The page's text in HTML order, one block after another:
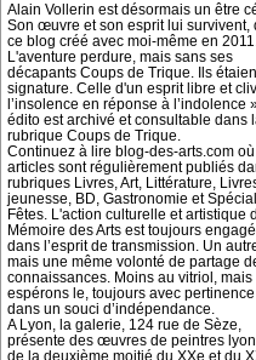
Alain Vollerin est désormais un être
Son œuvre et son esprit lui survivent,
ce blog créé avec moi-même en
L'aventure perdure, mais sans ses
décapants Coups de Trique. Ils
signature. Celle d'un esprit libre et
l’insolence en réponse à l’indolence
édito est archivé et consultable dans
rubrique Coups de Trique.
Continuez à lire blog-des-arts.com
articles sont régulièrement publiés
rubriques Livres, Art, Littérature,
jeunesse, BD, Gastronomie et Spécial
Fêtes. L'action culturelle et artistique
Mémoire des Arts est toujours
dans l’esprit de transmission. Un
mais une même volonté de partage
connaissances. Moins au vitriol, mais
espérons le, toujours avec
dans un souci d’indépendance.
A Lyon, la galerie, 124 rue de Sèze,
présente des œuvres de peintres
de la deuxième moitié du XXe et du